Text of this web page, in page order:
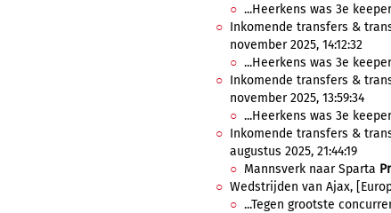
...Heerkens was 3e
Inkomende transfers &
november 2025, 14:12:32
...Heerkens was 3e
Inkomende transfers &
november 2025, 13:59:34
...Heerkens was 3e
Inkomende transfers &
augustus 2025, 21:44:19
Mannsverk naar Sparta
Wedstrijden van Ajax,
...Tegen grootste